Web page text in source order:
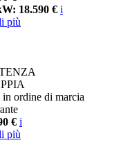
18.590 € i
più
in ordine di marcia
€ i
più